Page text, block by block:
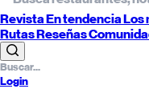
RevistaEn tendenciaLos
RutasReseñas
Login